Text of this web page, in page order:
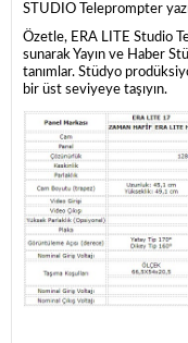
STUDIO Teleprompter
Özetle, ERA LITE Studio
sunarak Yayın ve Haber
tanımlar. Stüdyo
bir üst seviyeye taşıyın.